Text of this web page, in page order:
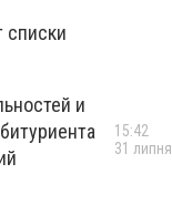
списки
и
15:42
31 липня